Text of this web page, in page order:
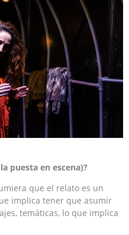
puesta en escena)?
que el relato es un
implica tener que asumir
temáticas, lo que implica